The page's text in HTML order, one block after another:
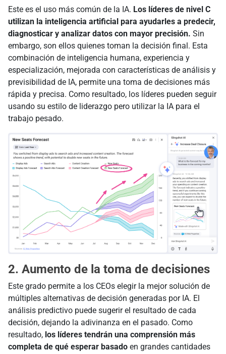
Este es el uso más común de la IA. Los líderes de nivel C
utilizan la inteligencia artificial para ayudarles a predecir,
diagnosticar y analizar datos con mayor precisión. Sin
embargo, son ellos quienes toman la decisión final. Esta
combinación de inteligencia humana, experiencia y
especialización, mejorada con características de análisis y
previsibilidad de IA, permite una toma de decisiones más
rápida y precisa. Como resultado, los líderes pueden seguir
usando su estilo de liderazgo pero utilizar la IA para el
trabajo pesado.
2. Aumento de la toma de decisiones
Este grado permite a los CEOs elegir la mejor solución de
múltiples alternativas de decisión generadas por IA. El
análisis predictivo puede sugerir el resultado de cada
decisión, dejando la adivinanza en el pasado. Como
resultado, los líderes tendrán una comprensión más
completa de qué esperar basado en grandes cantidades